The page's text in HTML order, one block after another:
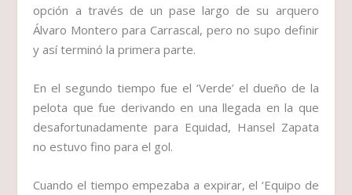
opción a través de un pase largo de su arquero
Álvaro Montero para Carrascal, pero no supo definir
y así terminó la primera parte.
En el segundo tiempo fue el ‘Verde’ el dueño de la
pelota que fue derivando en una llegada en la que
desafortunadamente para Equidad, Hansel Zapata
no estuvo fino para el gol.
Cuando el tiempo empezaba a expirar, el ‘Equipo de